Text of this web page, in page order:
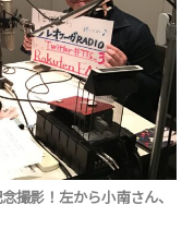
撮影！左から小南さん、